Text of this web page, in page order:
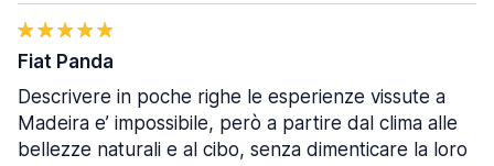
Fiat Panda
Descrivere in poche righe le esperienze vissute a
Madeira e’ impossibile, però a partire dal clima alle
bellezze naturali e al cibo, senza dimenticare la loro